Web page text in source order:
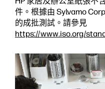
件。根據由 Sylvamo
的成批測試。請參見
https://www.iso.org/